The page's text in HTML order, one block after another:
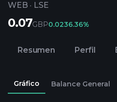
WEB · LSE
0.07GBP0.0236.36%
Resumen Perfil
Gráfico Balance General